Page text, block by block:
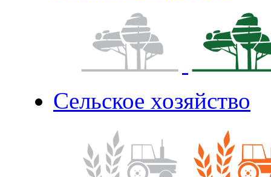
Сельское хозяйство